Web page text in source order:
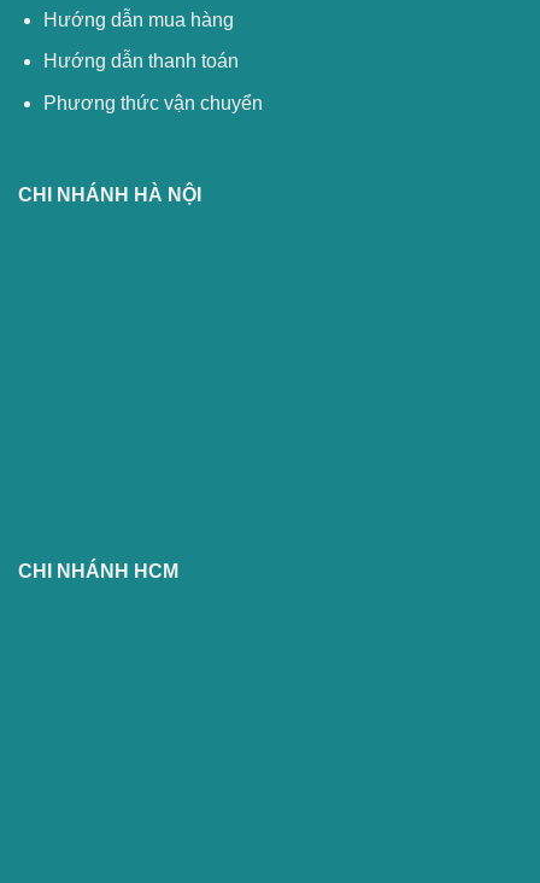
Hướng dẫn mua hàng
Hướng dẫn thanh toán
Phương thức vận chuyển
CHI NHÁNH HÀ NỘI
CHI NHÁNH HCM